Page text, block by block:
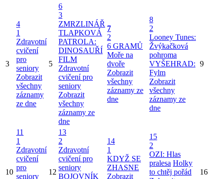
3
4
1
Zdravotní
cvičení
pro
seniory
Zobrazit
všechny
záznamy
ze dne
5
6
3
ZMRZLINÁŘ
TLAPKOVÁ
PATROLA:
DINOSAUŘÍ
FILM
Zdravotní
cvičení pro
seniory
Zobrazit
všechny
záznamy ze
dne
7
2
6 GRAMŮ
Moře na
dvoře
Zobrazit
všechny
záznamy ze
dne
8
2
Looney Tunes:
Žvýkačková
pohroma
VYŠEHRAD:
Fylm
Zobrazit
všechny
záznamy ze
dne
9
10
11
1
Zdravotní
cvičení
pro
seniory
12
13
2
Zdravotní
cvičení pro
seniory
BOJOVNÍK
14
1
KDYŽ SE
ZHASNE
Zobrazit
15
2
OZI: Hlas
pralesa Holky
to chtěj pořád
16